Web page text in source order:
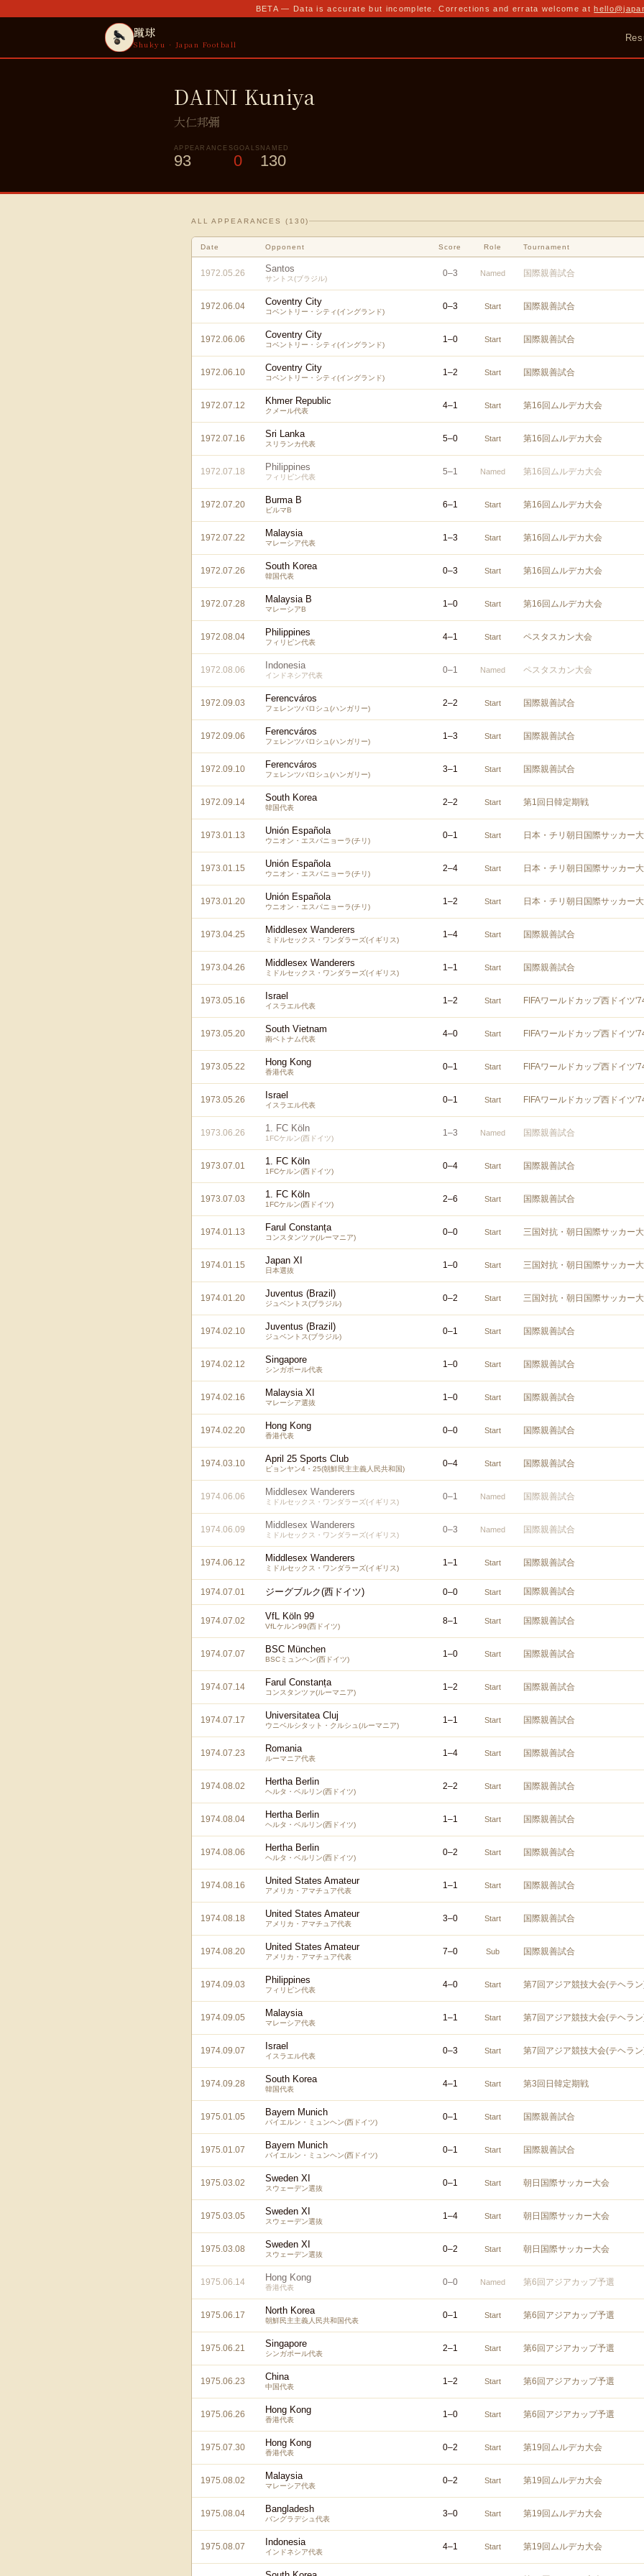
BETA — Data is accurate but incomplete. Corrections and errata welcome at
蹴球
Shukyu · Japan Football
DAINI Kuniya
大仁邦彌
APPEARANCES
93
GOALS
0
NAMED
130
ALL APPEARANCES ( 130)
Date Opponent Score Role Tournament
1972.05.26 Santos
サントス(ブラジル)
0–3 Named 国際親善試合
1972.06.04 Coventry City
コベントリー・シティ(イングランド)
0–3 Start 国際親善試合
1972.06.06 Coventry City
コベントリー・シティ(イングランド)
1–0 Start 国際親善試合
1972.06.10 Coventry City
コベントリー・シティ(イングランド)
1–2 Start 国際親善試合
1972.07.12 Khmer Republic
クメール代表
4–1 Start 第16回ムルデカ大会
1972.07.16 Sri Lanka
スリランカ代表
5–0 Start 第16回ムルデカ大会
1972.07.18 Philippines
フィリピン代表
5–1 Named 第16回ムルデカ大会
1972.07.20 Burma B
ビルマB
6–1 Start 第16回ムルデカ大会
1972.07.22 Malaysia
マレーシア代表
1–3 Start 第16回ムルデカ大会
1972.07.26 South Korea
韓国代表
0–3 Start 第16回ムルデカ大会
1972.07.28 Malaysia B
マレーシアB
1–0 Start 第16回ムルデカ大会
1972.08.04 Philippines
フィリピン代表
4–1 Start ペスタスカン大会
1972.08.06 Indonesia
インドネシア代表
0–1 Named ペスタスカン大会
1972.09.03 Ferencváros
フェレンツバロシュ(ハンガリー)
2–2 Start 国際親善試合
1972.09.06 Ferencváros
フェレンツバロシュ(ハンガリー)
1–3 Start 国際親善試合
1972.09.10 Ferencváros
フェレンツバロシュ(ハンガリー)
3–1 Start 国際親善試合
1972.09.14 South Korea
韓国代表
2–2 Start 第1回日韓定期戦
1973.01.13 Unión Española
ウニオン・エスパニョーラ(チリ)
0–1 Start 日本・チリ朝日国際サッカー
1973.01.15 Unión Española
ウニオン・エスパニョーラ(チリ)
2–4 Start 日本・チリ朝日国際サッカー
1973.01.20 Unión Española
ウニオン・エスパニョーラ(チリ)
1–2 Start 日本・チリ朝日国際サッカー
1973.04.25 Middlesex Wanderers
ミドルセックス・ワンダラーズ(イギリス)
1–4 Start 国際親善試合
1973.04.26 Middlesex Wanderers
ミドルセックス・ワンダラーズ(イギリス)
1–1 Start 国際親善試合
1973.05.16 Israel
イスラエル代表
1–2 Start FIFAワールドカップ西ドイツ
1973.05.20 South Vietnam
南ベトナム代表
4–0 Start FIFAワールドカップ西ドイツ
1973.05.22 Hong Kong
香港代表
0–1 Start FIFAワールドカップ西ドイツ
1973.05.26 Israel
イスラエル代表
0–1 Start FIFAワールドカップ西ドイツ
1973.06.26 1. FC Köln
1FCケルン(西ドイツ)
1–3 Named 国際親善試合
1973.07.01 1. FC Köln
1FCケルン(西ドイツ)
0–4 Start 国際親善試合
1973.07.03 1. FC Köln
1FCケルン(西ドイツ)
2–6 Start 国際親善試合
1974.01.13 Farul Constanța
コンスタンツァ(ルーマニア)
0–0 Start 三国対抗・朝日国際サッカー
1974.01.15 Japan XI
日本選抜
1–0 Start 三国対抗・朝日国際サッカー
1974.01.20 Juventus (Brazil)
ジュベントス(ブラジル)
0–2 Start 三国対抗・朝日国際サッカー
1974.02.10 Juventus (Brazil)
ジュベントス(ブラジル)
0–1 Start 国際親善試合
1974.02.12 Singapore
シンガポール代表
1–0 Start 国際親善試合
1974.02.16 Malaysia XI
マレーシア選抜
1–0 Start 国際親善試合
1974.02.20 Hong Kong
香港代表
0–0 Start 国際親善試合
1974.03.10 April 25 Sports Club
ピョンヤン4・25(朝鮮民主主義人民共和国)
0–4 Start 国際親善試合
1974.06.06 Middlesex Wanderers
ミドルセックス・ワンダラーズ(イギリス)
0–1 Named 国際親善試合
1974.06.09 Middlesex Wanderers
ミドルセックス・ワンダラーズ(イギリス)
0–3 Named 国際親善試合
1974.06.12 Middlesex Wanderers
ミドルセックス・ワンダラーズ(イギリス)
1–1 Start 国際親善試合
1974.07.01 ジーグブルク(西ドイツ) 0–0 Start 国際親善試合
1974.07.02 VfL Köln 99
VfLケルン99(西ドイツ)
8–1 Start 国際親善試合
1974.07.07 BSC München
BSCミュンヘン(西ドイツ)
1–0 Start 国際親善試合
1974.07.14 Farul Constanța
コンスタンツァ(ルーマニア)
1–2 Start 国際親善試合
1974.07.17 Universitatea Cluj
ウニベルシタット・クルシュ(ルーマニア)
1–1 Start 国際親善試合
1974.07.23 Romania
ルーマニア代表
1–4 Start 国際親善試合
1974.08.02 Hertha Berlin
ヘルタ・ベルリン(西ドイツ)
2–2 Start 国際親善試合
1974.08.04 Hertha Berlin
ヘルタ・ベルリン(西ドイツ)
1–1 Start 国際親善試合
1974.08.06 Hertha Berlin
ヘルタ・ベルリン(西ドイツ)
0–2 Start 国際親善試合
1974.08.16 United States Amateur
アメリカ・アマチュア代表
1–1 Start 国際親善試合
1974.08.18 United States Amateur
アメリカ・アマチュア代表
3–0 Start 国際親善試合
1974.08.20 United States Amateur
アメリカ・アマチュア代表
7–0 Sub 国際親善試合
1974.09.03 Philippines
フィリピン代表
4–0 Start 第7回アジア競技大会(テヘラ
1974.09.05 Malaysia
マレーシア代表
1–1 Start 第7回アジア競技大会(テヘラ
1974.09.07 Israel
イスラエル代表
0–3 Start 第7回アジア競技大会(テヘラ
1974.09.28 South Korea
韓国代表
4–1 Start 第3回日韓定期戦
1975.01.05 Bayern Munich
バイエルン・ミュンヘン(西ドイツ)
0–1 Start 国際親善試合
1975.01.07 Bayern Munich
バイエルン・ミュンヘン(西ドイツ)
0–1 Start 国際親善試合
1975.03.02 Sweden XI
スウェーデン選抜
0–1 Start 朝日国際サッカー大会
1975.03.05 Sweden XI
スウェーデン選抜
1–4 Start 朝日国際サッカー大会
1975.03.08 Sweden XI
スウェーデン選抜
0–2 Start 朝日国際サッカー大会
1975.06.14 Hong Kong
香港代表
0–0 Named 第6回アジアカップ予選
1975.06.17 North Korea
朝鮮民主主義人民共和国代表
0–1 Start 第6回アジアカップ予選
1975.06.21 Singapore
シンガポール代表
2–1 Start 第6回アジアカップ予選
1975.06.23 China
中国代表
1–2 Start 第6回アジアカップ予選
1975.06.26 Hong Kong
香港代表
1–0 Start 第6回アジアカップ予選
1975.07.30 Hong Kong
香港代表
0–2 Start 第19回ムルデカ大会
1975.08.02 Malaysia
マレーシア代表
0–2 Start 第19回ムルデカ大会
1975.08.04 Bangladesh
バングラデシュ代表
3–0 Start 第19回ムルデカ大会
1975.08.07 Indonesia
インドネシア代表
4–1 Start 第19回ムルデカ大会